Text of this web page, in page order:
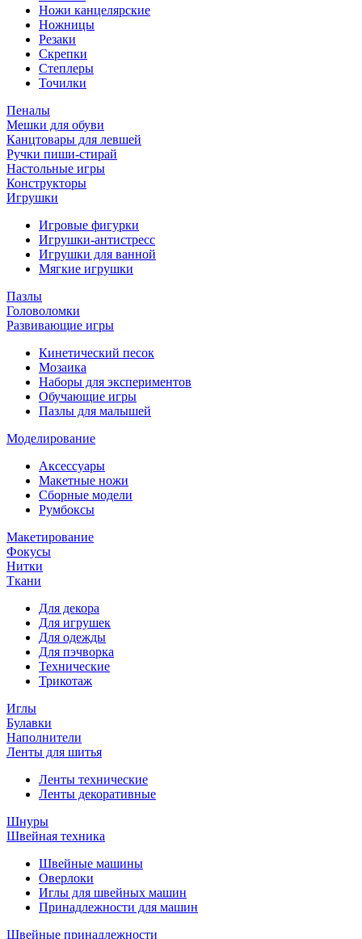
Ножи канцелярские
Ножницы
Резаки
Скрепки
Степлеры
Точилки
Пеналы
Мешки для обуви
Канцтовары для левшей
Ручки пиши-стирай
Настольные игры
Конструкторы
Игрушки
Игровые фигурки
Игрушки-антистресс
Игрушки для ванной
Мягкие игрушки
Пазлы
Головоломки
Развивающие игры
Кинетический песок
Мозаика
Наборы для экспериментов
Обучающие игры
Пазлы для малышей
Моделирование
Аксессуары
Макетные ножи
Сборные модели
Румбоксы
Макетирование
Фокусы
Нитки
Ткани
Для декора
Для игрушек
Для одежды
Для пэчворка
Технические
Трикотаж
Иглы
Булавки
Наполнители
Ленты для шитья
Ленты технические
Ленты декоративные
Шнуры
Швейная техника
Швейные машины
Оверлоки
Иглы для швейных машин
Принадлежности для машин
Швейные принадлежности